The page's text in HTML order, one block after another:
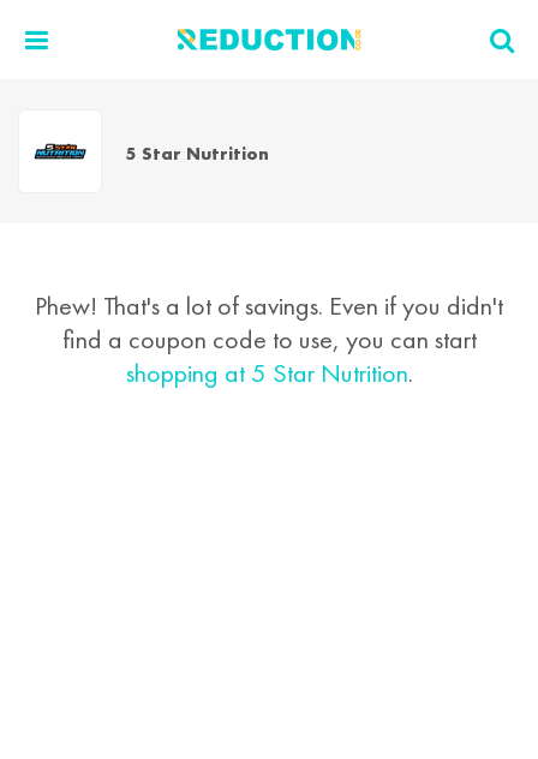
5 Star Nutrition
Phew! That's a lot of savings. Even if you didn't
find a coupon code to use, you can start
shopping at 5 Star Nutrition.